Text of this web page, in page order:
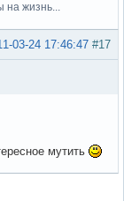
на жизнь...
#17
03-24 17:46:47
мутить